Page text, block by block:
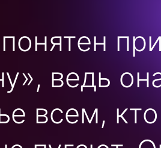
ведь
всем,